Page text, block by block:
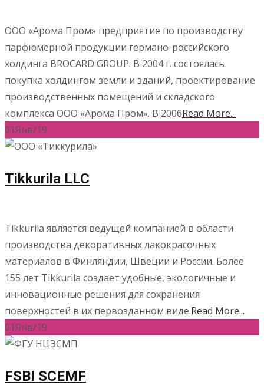
ООО «Арома Пром» предприятие по производству
парфюмерной продукции германо-российского
холдинга BROCARD GROUP. В 2004 г. состоялась
покупка холдингом земли и зданий, проектирование
производственных помещений и складского
комплекса ООО «Арома Пром». В 2006Read More...
01Янв/19
Tikkurila LLC
Tikkurila является ведущей компанией в области
производства декоративных лакокрасочных
материалов в Финляндии, Швеции и России. Более
155 лет Tikkurila создает удобные, экологичные и
инновационные решения для сохранения
поверхностей в их первозданном виде.Read More...
01Янв/19
FSBI SCEMF